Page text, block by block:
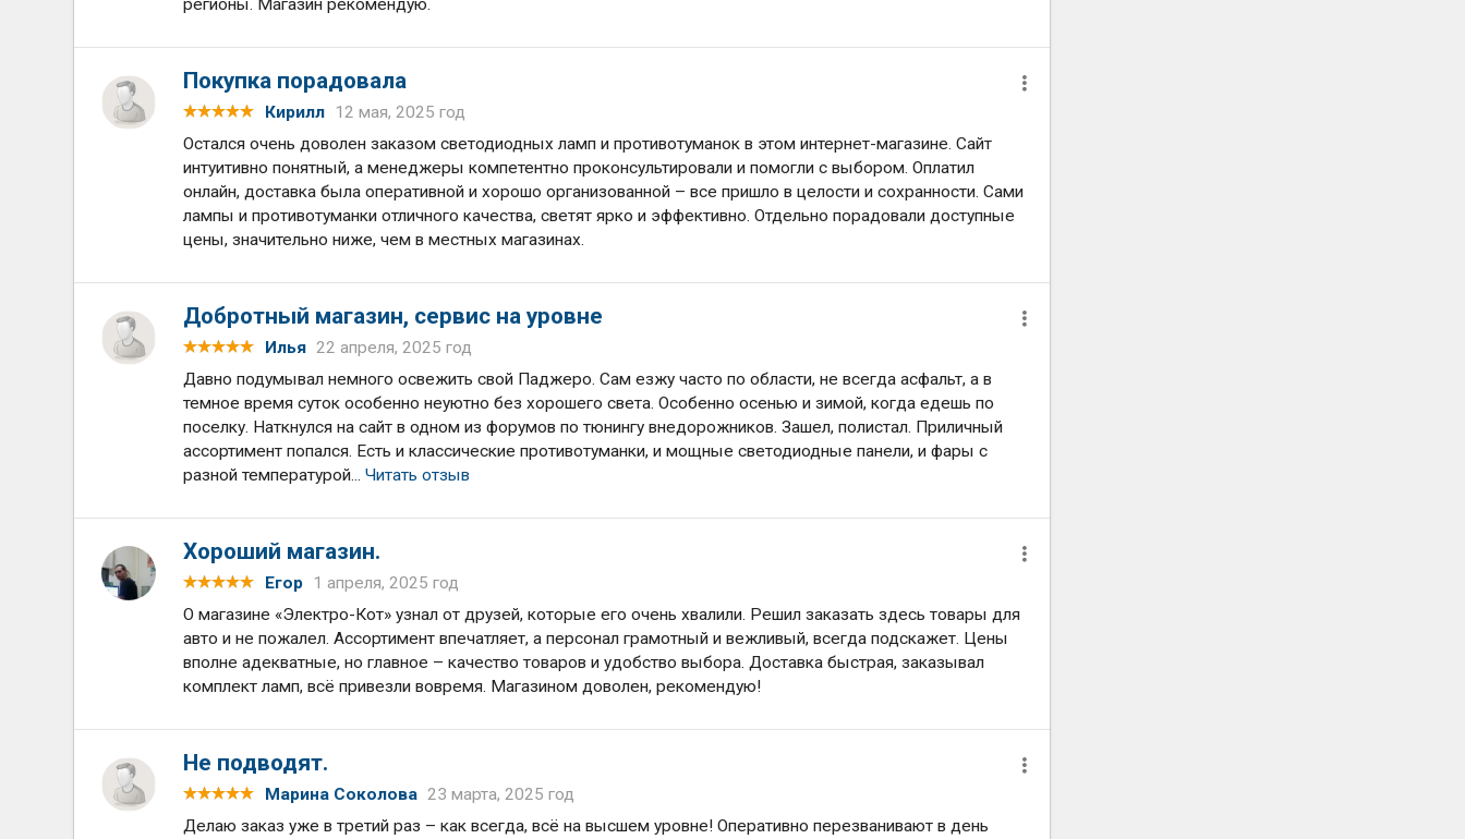
регионы. Магазин рекомендую.
Покупка порадовала
Кирилл
12 мая, 2025 год
Остался очень доволен заказом светодиодных ламп и противотуманок в этом интернет-магазине. Сайт
интуитивно понятный, а менеджеры компетентно проконсультировали и помогли с выбором. Оплатил
онлайн, доставка была оперативной и хорошо организованной – все пришло в целости и сохранности. Сами
лампы и противотуманки отличного качества, светят ярко и эффективно. Отдельно порадовали доступные
цены, значительно ниже, чем в местных магазинах.
Добротный магазин, сервис на уровне
Илья 22 апреля, 2025 год
Давно подумывал немного освежить свой Паджеро. Сам езжу часто по области, не всегда асфальт, а в
темное время суток особенно неуютно без хорошего света. Особенно осенью и зимой, когда едешь по
поселку. Наткнулся на сайт в одном из форумов по тюнингу внедорожников. Зашел, полистал. Приличный
ассортимент попался. Есть и классические противотуманки, и мощные светодиодные панели, и фары с
разной температурой...Читать отзыв
Хороший магазин.
Егор
1 апреля, 2025 год
О магазине «Электро-Кот» узнал от друзей, которые его очень хвалили. Решил заказать здесь товары для
авто и не пожалел. Ассортимент впечатляет, а персонал грамотный и вежливый, всегда подскажет. Цены
вполне адекватные, но главное – качество товаров и удобство выбора. Доставка быстрая, заказывал
комплект ламп, всё привезли вовремя. Магазином доволен, рекомендую!
Не подводят.
Марина Соколова 23 марта, 2025 год
Делаю заказ уже в третий раз – как всегда, всё на высшем уровне! Оперативно перезванивают в день